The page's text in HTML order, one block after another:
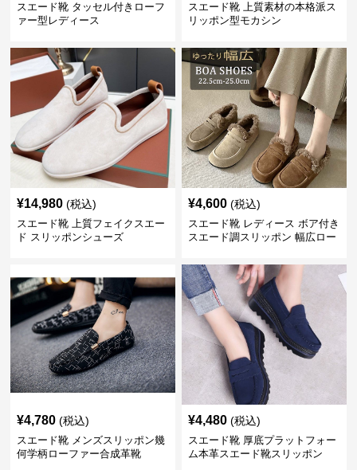
スエード靴 タッセル付きローフ
ァー型レディース
スエード靴 上質素材の本格派ス
リッポン型モカシン
¥14,980 (税込)
スエード靴 上質フェイクスエー
ド スリッポンシューズ
¥4,600 (税込)
スエード靴 レディース ボア付き
スエード調スリッポン 幅広ロー
¥4,780 (税込)
スエード靴 メンズスリッポン幾
何学柄ローファー合成革靴
¥4,480 (税込)
スエード靴 厚底プラットフォー
ム本革スエード靴スリッポン